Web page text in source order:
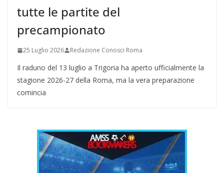
tutte le partite del
precampionato
25 Luglio 2026 Redazione Conosci Roma
Il raduno del 13 luglio a Trigoria ha aperto ufficialmente la
stagione 2026-27 della Roma, ma la vera preparazione
comincia